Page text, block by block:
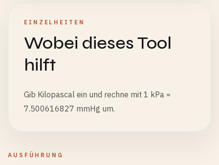
EINZELHEITEN
Wobei dieses Tool
hilft
Gib Kilopascal ein und rechne mit 1 kPa =
7.500616827 mmHg um.
AUSFÜHRUNG